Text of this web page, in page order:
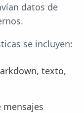
datos de
se incluyen:
texto,
mensajes